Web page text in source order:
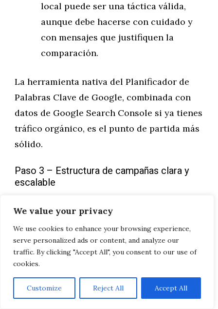
We value your privacy
We use cookies to enhance your browsing experience,
serve personalized ads or content, and analyze our
traffic. By clicking "Accept All", you consent to our use of
cookies.
Customize Reject All Accept All
local puede ser una táctica válida,
aunque debe hacerse con cuidado y
con mensajes que justifiquen la
comparación.
La herramienta nativa del Planificador de
Palabras Clave de Google, combinada con
datos de Google Search Console si ya tienes
tráfico orgánico, es el punto de partida más
sólido.
Paso 3 – Estructura de campañas clara y
escalable
Una estructura de campaña bien organizada
una cuenta manejable y un caos imposible
de optimizar.
La lógica recomendada para una empresa
cordobesa con varios servicios: